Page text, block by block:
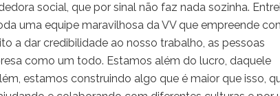
social, que por sinal não faz nada sozinha.
uma equipe maravilhosa da VV que empreende
a dar credibilidade ao nosso trabalho, as pessoas
como um todo. Estamos além do lucro, daquele
estamos construindo algo que é maior que isso,